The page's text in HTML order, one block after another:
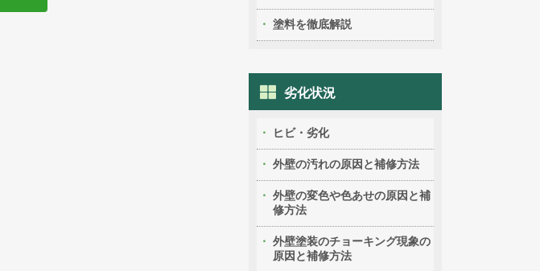
塗料を徹底解説
劣化状況
ヒビ・劣化
外壁の汚れの原因と補修方法
外壁の変色や色あせの原因と補
修方法
外壁塗装のチョーキング現象の
原因と補修方法